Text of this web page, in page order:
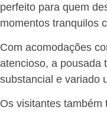
perfeito para quem
momentos tranquilos
Com acomodações
atencioso, a pousada
substancial e variado
Os visitantes também